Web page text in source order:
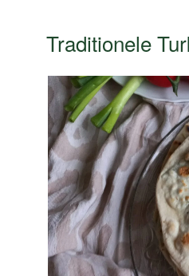
Traditionele